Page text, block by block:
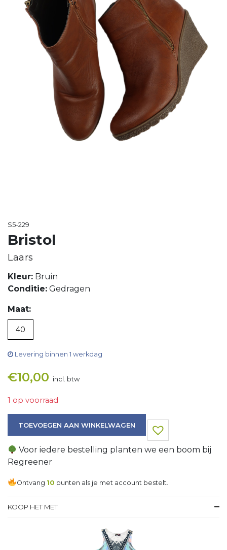
S5-229
Bristol
Laars
Kleur: Bruin
Conditie: Gedragen
Maat:
40
Levering binnen 1 werkdag
€10,00 incl. btw
1 op voorraad
TOEVOEGEN AAN WINKELWAGEN
Voor iedere bestelling planten we een boom bij
Regreener
Ontvang 10 punten als je met account bestelt.
KOOP HET MET